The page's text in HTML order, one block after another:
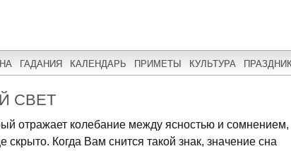
ГАДАНИЯ КАЛЕНДАРЬ ПРИМЕТЫ КУЛЬТУРА
СВЕТ
отражает колебание между ясностью и сомнением,
Когда Вам снится такой знак, значение сна